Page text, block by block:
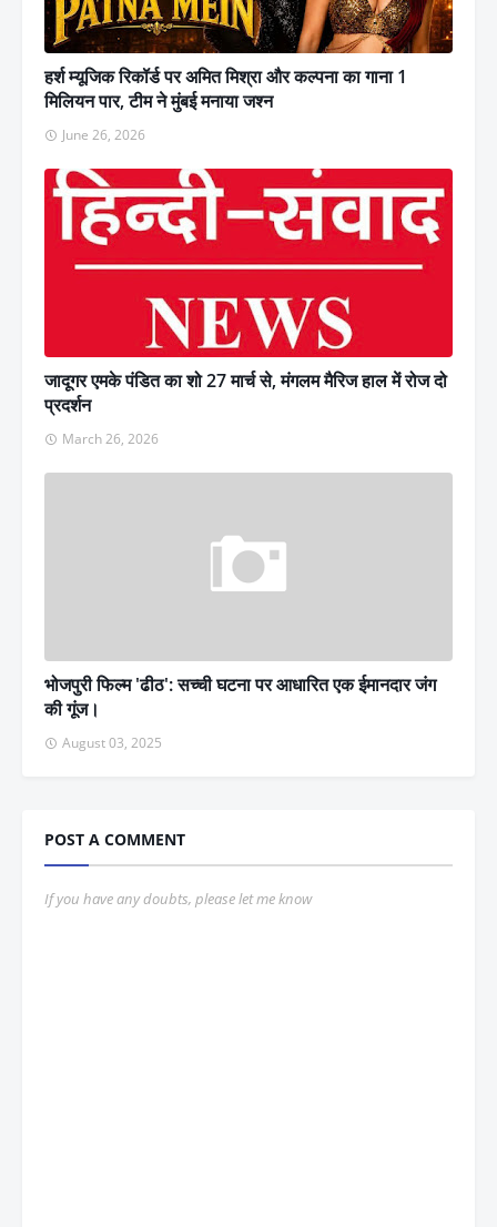
हर्श म्यूजिक रिकॉर्ड पर अमित मिश्रा और कल्पना का गाना 1
मिलियन पार, टीम ने मुंबई मनाया जश्न
June 26, 2026
जादूगर एमके पंडित का शो 27 मार्च से, मंगलम मैरिज हाल में रोज दो
प्रदर्शन
March 26, 2026
भोजपुरी फिल्म 'ढीठ': सच्ची घटना पर आधारित एक ईमानदार जंग
की गूंज।
August 03, 2025
POST A COMMENT
If you have any doubts, please let me know